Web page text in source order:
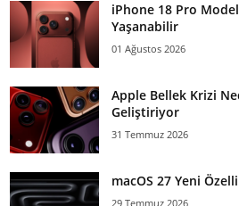
iPhone 18 Pro
Yaşanabilir
01 Ağustos 2026
Apple Bellek Krizi
Geliştiriyor
31 Temmuz 2026
macOS 27 Yeni
29 Temmuz 2026